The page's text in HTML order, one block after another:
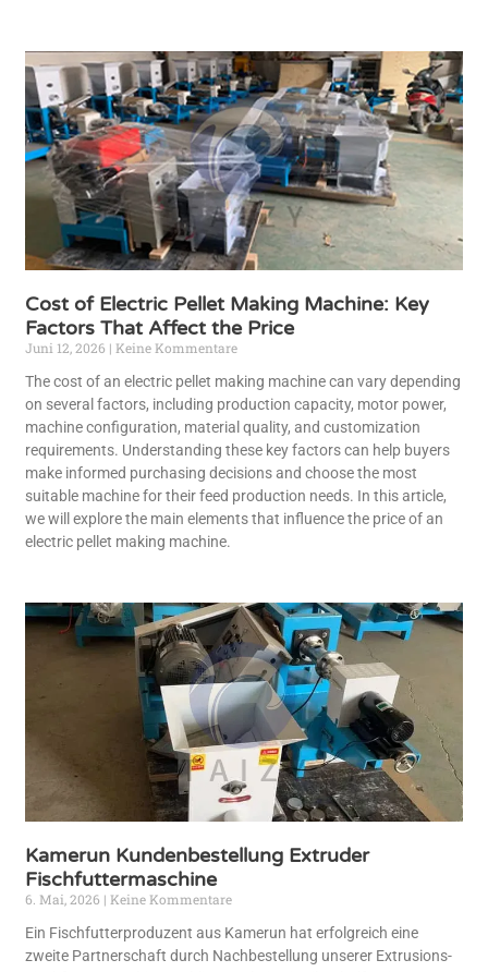
Cost of Electric Pellet Making Machine: Key
Factors That Affect the Price
Juni 12, 2026
Keine Kommentare
The cost of an electric pellet making machine can vary depending
on several factors, including production capacity, motor power,
machine configuration, material quality, and customization
requirements. Understanding these key factors can help buyers
make informed purchasing decisions and choose the most
suitable machine for their feed production needs. In this article,
we will explore the main elements that influence the price of an
electric pellet making machine.
Kamerun Kundenbestellung Extruder
Fischfuttermaschine
6. Mai, 2026
Keine Kommentare
Ein Fischfutterproduzent aus Kamerun hat erfolgreich eine
zweite Partnerschaft durch Nachbestellung unserer Extrusions-